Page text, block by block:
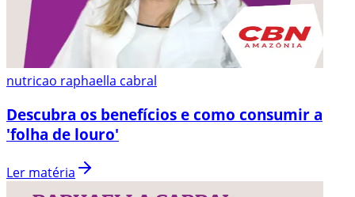
nutricao raphaella cabral
Descubra os benefícios e como consumir a
'folha de louro'
Ler matéria